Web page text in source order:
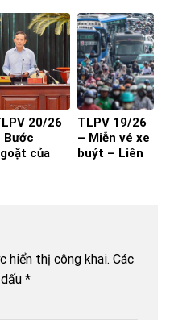
đến
các DN/HTX
2027 đạt
hiệu quả?
20/26
Bước
của
TLPV 19/26
– Miễn vé xe
buýt – Liên
hiển thị công khai. Các
*